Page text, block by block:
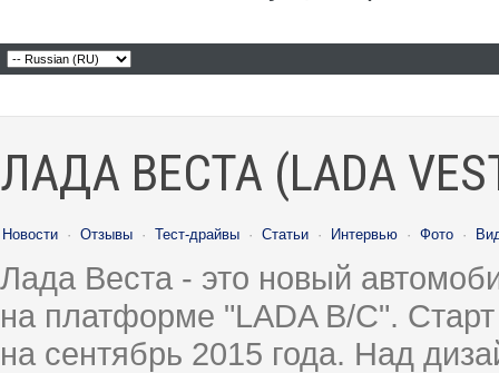
ЛАДА ВЕСТА (LADA
Новости · Отзывы · Тест-драйвы · Статьи · Интервью · Фото ·
Лада Веста - это новый
на платформе "LADA B/C".
на сентябрь 2015 года. Над